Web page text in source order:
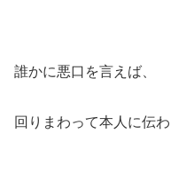
誰かに悪口を言えば、
回りまわって本人に伝